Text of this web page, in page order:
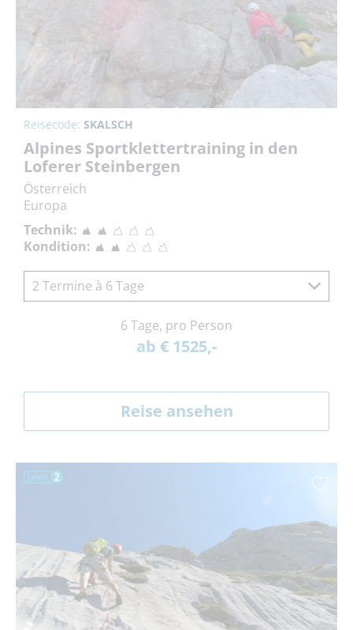
Reisecode: SKALSCH
Alpines Sportklettertraining in den
Loferer Steinbergen
Österreich
Europa
Technik:
Kondition:
2 Termine à 6 Tage
6 Tage, pro Person
ab € 1525,-
Reise ansehen